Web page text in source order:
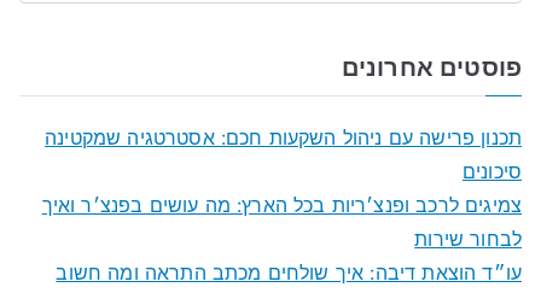
פוסטים אחרונים
תכנון פרישה עם ניהול השקעות חכם: אסטרטגיה שמקטינה
סיכונים
צמיגים לרכב ופנצ׳ריות בכל הארץ: מה עושים בפנצ׳ר ואיך
לבחור שירות
עו״ד הוצאת דיבה: איך שולחים מכתב התראה ומה חשוב